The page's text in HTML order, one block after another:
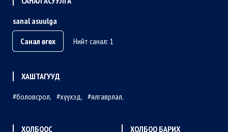
sanal asuulga
Санал өгөх
Нийт санал: 1
ХАШТАГУУД
боловсрол
хүүхэд ялгаврлал
ХОЛБООС ХОЛБОО БАРИХ